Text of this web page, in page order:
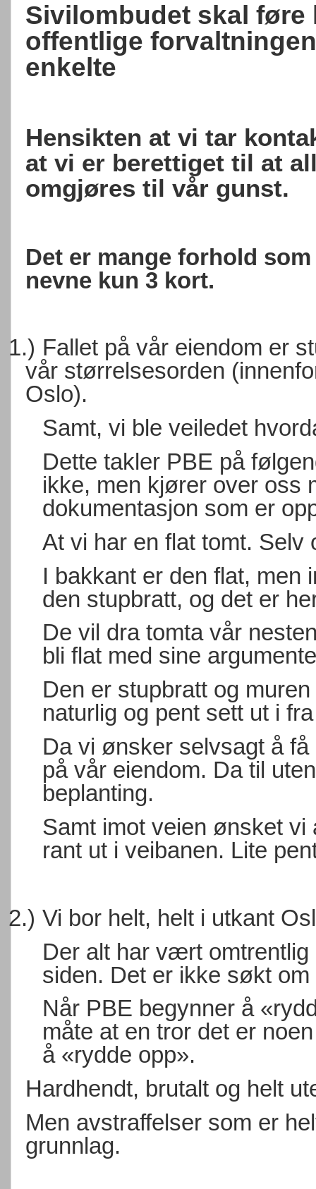
Sivilombudet skal føre
offentlige
enkelte
Hensikten at vi tar
at vi er berettiget til at
omgjøres til vår gunst.
Det er mange forhold
nevne kun 3 kort.
1.) Fallet på vår eiendom er
vår størrelsesorden
Oslo).
Samt, vi ble veiledet
Dette takler PBE på
ikke, men kjører over oss
dokumentasjon som er
At vi har en flat tomt. Selv
I bakkant er den flat, men
den stupbratt, og det er
De vil dra tomta vår
bli flat med sine
Den er stupbratt og
naturlig og pent sett ut i
Da vi ønsker selvsagt å
på vår eiendom. Da til
beplanting.
Samt imot veien ønsket
rant ut i veibanen. Lite
2.) Vi bor helt, helt i utkant
Der alt har vært
siden. Det er ikke søkt
Når PBE begynner å
måte at en tror det er
å «rydde opp».
Hardhendt, brutalt og helt
Men avstraffelser som er
grunnlag.